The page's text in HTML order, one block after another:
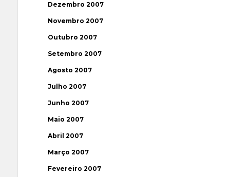
Dezembro 2007
Novembro 2007
Outubro 2007
Setembro 2007
Agosto 2007
Julho 2007
Junho 2007
Maio 2007
Abril 2007
Março 2007
Fevereiro 2007